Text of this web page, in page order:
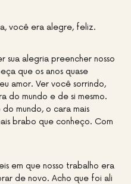
você era alegre, feliz.
sua alegria preencher nosso
que os anos quase
amor. Ver você sorrindo,
do mundo e de si mesmo.
mundo, o cara mais
brabo que conheço. Com
em que nosso trabalho era
de novo. Acho que foi ali